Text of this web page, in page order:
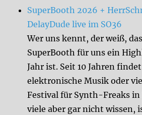
SuperBooth 2026 +
DelayDude live im SO36
Wer uns kennt, der weiß,
SuperBooth für uns ein
Jahr ist. Seit 10 Jahren
elektronische Musik oder
Festival für Synth-Freaks
viele aber gar nicht wissen,